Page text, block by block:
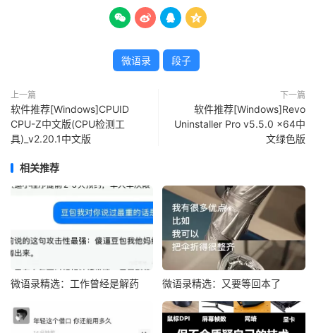
   
微语录 段子
上一篇
软件推荐[Windows]CPUID
CPU-Z中文版(CPU检测工
具)_v2.20.1中文版
下一篇
软件推荐[Windows]Revo
Uninstaller Pro v5.5.0 x64中
文绿色版
相关推荐
微语录精选：工作曾经是解药 微语录精选：又要等回本了